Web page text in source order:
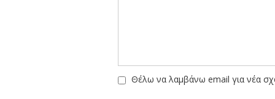
Θέλω να λαμβάνω email για νέα